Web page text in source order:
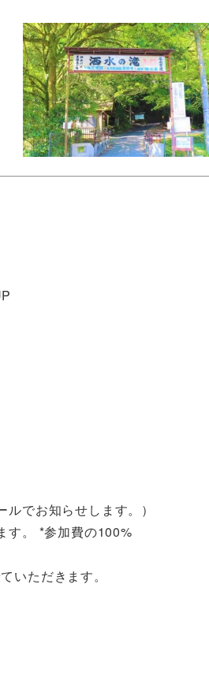
でお知らせします。）
す。 *参加費の100%
いただきます。